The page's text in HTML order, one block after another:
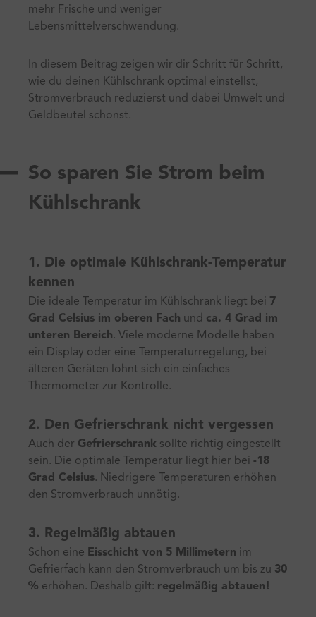
mehr Frische und weniger
Lebensmittelverschwendung.
In diesem Beitrag zeigen wir dir Schritt für Schritt,
wie du deinen Kühlschrank optimal einstellst,
Stromverbrauch reduzierst und dabei Umwelt und
Geldbeutel schonst.
So sparen Sie Strom beim
Kühlschrank
1. Die optimale Kühlschrank-Temperatur
kennen
Die ideale Temperatur im Kühlschrank liegt bei 7
Grad Celsius im oberen Fach und ca. 4 Grad im
unteren Bereich. Viele moderne Modelle haben
ein Display oder eine Temperaturregelung, bei
älteren Geräten lohnt sich ein einfaches
Thermometer zur Kontrolle.
2. Den Gefrierschrank nicht vergessen
Auch der Gefrierschrank sollte richtig eingestellt
sein. Die optimale Temperatur liegt hier bei -18
Grad Celsius. Niedrigere Temperaturen erhöhen
den Stromverbrauch unnötig.
3. Regelmäßig abtauen
Schon eine Eisschicht von 5 Millimetern im
Gefrierfach kann den Stromverbrauch um bis zu 30
% erhöhen. Deshalb gilt: regelmäßig abtauen!